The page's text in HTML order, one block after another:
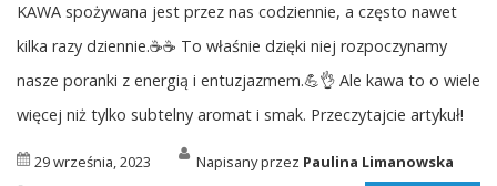
KAWA spożywana jest przez nas codziennie, a często nawet
kilka razy dziennie.☕☕ To właśnie dzięki niej rozpoczynamy
nasze poranki z energią i entuzjazmem.💪👌 Ale kawa to o wiele
więcej niż tylko subtelny aromat i smak. Przeczytajcie artykuł!
29 września, 2023 Napisany przez Paulina Limanowska